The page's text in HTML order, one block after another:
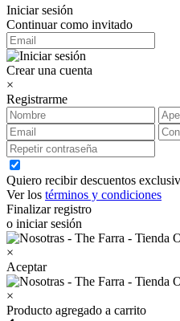
Iniciar sesión
Continuar como invitado
Crear una cuenta
×
Registrarme
Quiero recibir descuentos
Ver los términos y condiciones
Finalizar registro
o iniciar sesión
×
Aceptar
×
Producto agregado a carrito